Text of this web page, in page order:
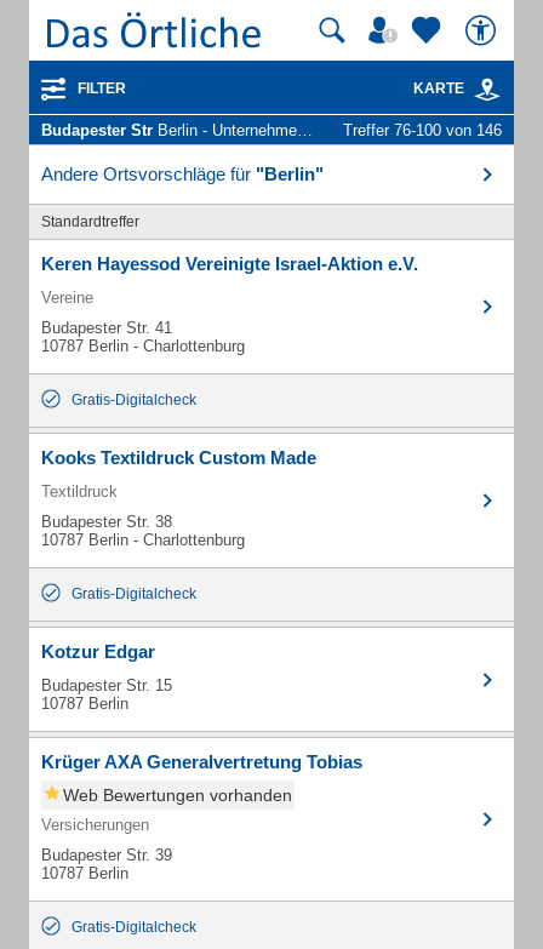
FILTER KARTE
Budapester Str Berlin - Unternehmen und Personen Treffer 76-100 von 146
Andere Ortsvorschläge für "Berlin"
Standardtreffer
Keren Hayessod Vereinigte Israel-Aktion e.V.
Vereine
Budapester Str. 41
10787 Berlin - Charlottenburg
Gratis-Digitalcheck
Kooks Textildruck Custom Made
Textildruck
Budapester Str. 38
10787 Berlin - Charlottenburg
Gratis-Digitalcheck
Kotzur Edgar
Budapester Str. 15
10787 Berlin
Krüger AXA Generalvertretung Tobias
Web Bewertungen vorhanden
Versicherungen
Budapester Str. 39
10787 Berlin
Gratis-Digitalcheck